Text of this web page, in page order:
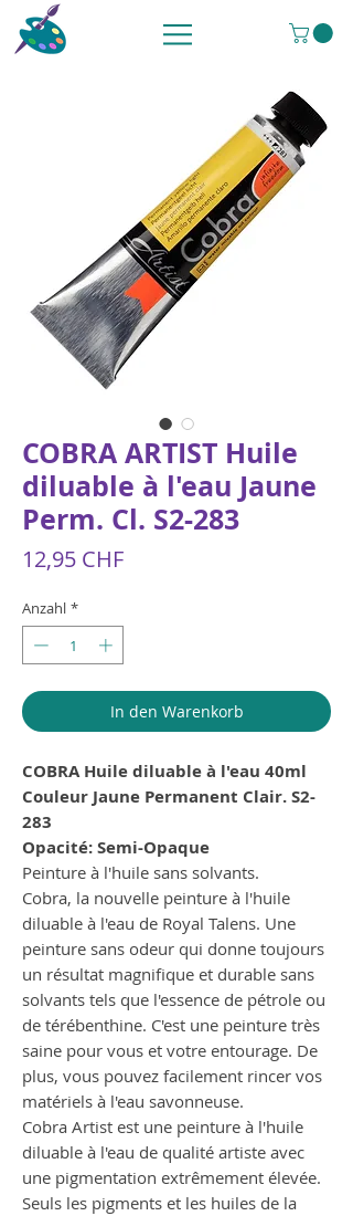
COBRA ARTIST Huile
diluable à l'eau Jaune
Perm. Cl. S2-283
12,95 CHFPreis
Anzahl *
In den Warenkorb
COBRA Huile diluable à l'eau 40ml
Couleur Jaune Permanent Clair. S2-
283
Opacité: Semi-Opaque
Peinture à l'huile sans solvants.
Cobra, la nouvelle peinture à l'huile
diluable à l'eau de Royal Talens. Une
peinture sans odeur qui donne toujours
un résultat magnifique et durable sans
solvants tels que l'essence de pétrole ou
de térébenthine. C'est une peinture très
saine pour vous et votre entourage. De
plus, vous pouvez facilement rincer vos
matériels à l'eau savonneuse.
Cobra Artist est une peinture à l'huile
diluable à l'eau de qualité artiste avec
une pigmentation extrêmement élevée.
Seuls les pigments et les huiles de la